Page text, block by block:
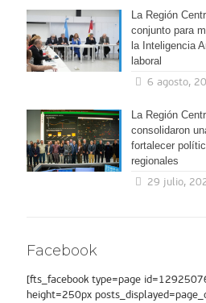
La Región
conjunto para
la Inteligencia
laboral
6 agosto,
La Región
consolidaron
fortalecer
regionales
29 julio,
Facebook
[fts_facebook type=page
height=250px